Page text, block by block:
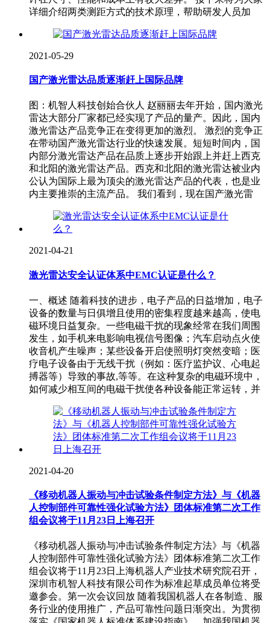
详细介绍两类测距方式的技术原理，帮助研发人员加
2021-05-29
国产激光雷达品质逐渐赶上国际品牌
图：机智人科技创始合伙人 赵丽丽去年开始，国内激光
雷达大部分厂家都已经实现了产品的量产。因此，国内
激光雷达产品竞争正在变得更加的激烈。 激烈的竞争正
在带动国产激光雷达行业的快速发展。短短时间内，国
内部分激光雷达产品在品质上逐步开始跟上并赶上西克
和北阳的激光雷达产品。西克和北阳的激光雷达被业内
公认为国际上最为顶尖的激光雷达产品的代表，也是业
内主要推崇的主流产品。 我们看到，现在国产激光雷
2021-04-21
激光雷达安全认证体系中EMC认证是什么？
一、概述 随着科技的进步，电子产品的日益增加，电子
设备的数量与日俱增且使用的密集程度越来越高，使电
磁环境日益复杂。一些电磁干扰的现象经常在我们周围
发生，如手机来电影响电视信号图像；汽车启动点火使
收音机产生噪声；某些设备开启使照明灯突然变暗；医
疗电子设备由于无线干扰（例如：医疗监护议、心电起
搏器等）导致的事故,等等。在这种复杂的电磁环境中，
如何减少相互间的电磁干扰使各种设备能正常运转，并
2021-04-20
《移动机器人振动与冲击试验条件制定方法》与《机器
人控制部件可靠性强化试验方法》团体标准第二次工作
组会议将于11月23日上海召开
《移动机器人振动与冲击试验条件制定方法》与《机器
人控制部件可靠性强化试验方法》团体标准第二次工作
组会议将于11月23日上海机器人产业技术研究院召开，
深圳市机智人科技有限公司作为标准起草成员单位将受
邀参会。第一次会议回放 随着我国机器人在各制造、服
务行业的使用推广，产品可靠性问题日渐突出。为贯彻